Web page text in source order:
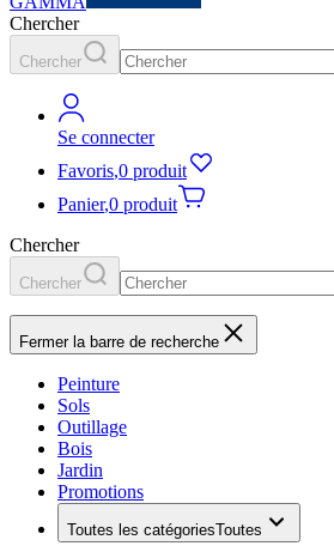
Chercher
Chercher
Se connecter
Favoris,0 produit
Panier,0 produit
Chercher
Chercher
Fermer la barre de recherche
Peinture
Sols
Outillage
Bois
Jardin
Promotions
Toutes les catégoriesToutes